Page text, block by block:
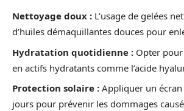
Nettoyage doux : L’usage de gelées
d’huiles démaquillantes douces pour
Hydratation quotidienne : Opter
en actifs hydratants comme l’acide
Protection solaire : Appliquer un
jours pour prévenir les dommages